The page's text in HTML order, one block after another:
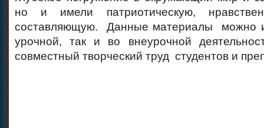
но и имели патриотическую,
составляющую. Данные материалы можно
урочной, так и во внеурочной
совместный творческий труд студентов и